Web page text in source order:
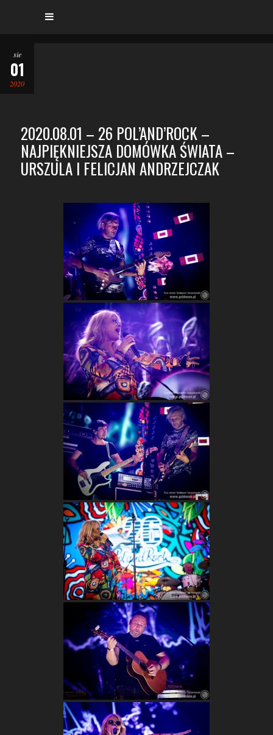
sie
01
2020
2020.08.01 – 26 POL’AND’ROCK –
NAJPIĘKNIEJSZA DOMÓWKA ŚWIATA –
URSZULA I FELICJAN ANDRZEJCZAK